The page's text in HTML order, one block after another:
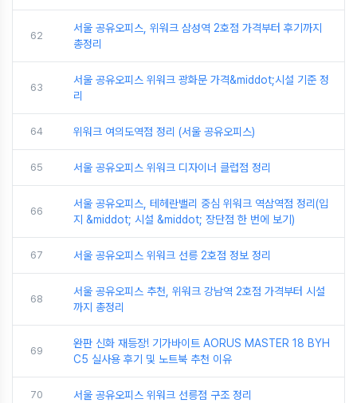
62
서울 공유오피스, 위워크 삼성역 2호점 가격부터 후기까지
총정리
63
서울 공유오피스 위워크 광화문 가격&middot;시설 기준 정
리
64 위워크 여의도역점 정리 (서울 공유오피스)
65 서울 공유오피스 위워크 디자이너 클럽점 정리
66
서울 공유오피스, 테헤란밸리 중심 위워크 역삼역점 정리(입
지 &middot; 시설 &middot; 장단점 한 번에 보기)
67 서울 공유오피스 위워크 선릉 2호점 정보 정리
68
서울 공유오피스 추천, 위워크 강남역 2호점 가격부터 시설
까지 총정리
69
완판 신화 재등장! 기가바이트 AORUS MASTER 18 BYH
C5 실사용 후기 및 노트북 추천 이유
70 서울 공유오피스 위워크 선릉점 구조 정리